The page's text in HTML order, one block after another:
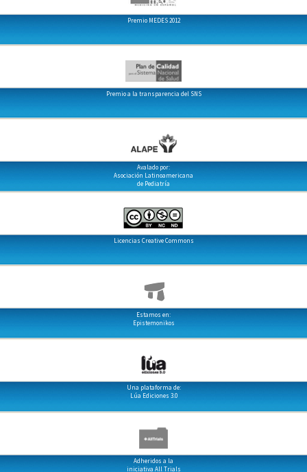
Premio MEDES 2012
Premio a la transparencia del SNS
Avalado por:
Asociación Latinoamericana
de Pediatría
Licencias Creative Commons
Estamos en:
Epistemonikos
Una plataforma de:
Lúa Ediciones 3.0
Adheridos a la
iniciativa All Trials